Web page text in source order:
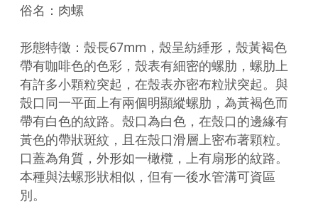
俗名：肉螺
形態特徵：殼長67mm，殼呈紡綞形，殼黃褐色
帶有咖啡色的色彩，殼表有細密的螺肋，螺肋上
有許多小顆粒突起，在殼表亦密布粒狀突起。與
殼口同一平面上有兩個明顯縱螺肋，為黃褐色而
帶有白色的紋路。殼口為白色，在殼口的邊緣有
黃色的帶狀斑紋，且在殼口滑層上密布著顆粒。
口蓋為角質，外形如一橄欖，上有扇形的紋路。
本種與法螺形狀相似，但有一後水管溝可資區
別。